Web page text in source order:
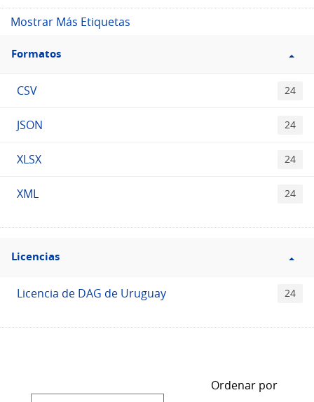
Mostrar Más Etiquetas
Filtro
Formatos
Formatos
CSV 24
JSON 24
XLSX 24
XML 24
Filtro
Licencias
Licencias
Licencia de DAG de Uruguay 24
Ordenar por